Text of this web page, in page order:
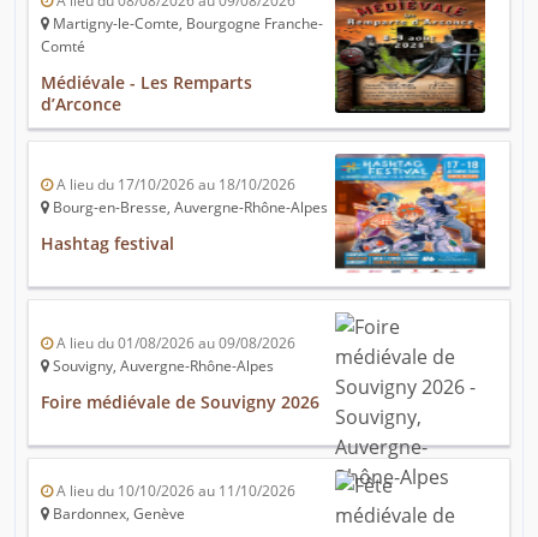
Martigny-le-Comte, Bourgogne Franche-
Comté
Médiévale - Les Remparts
d’Arconce
A lieu du 17/10/2026 au 18/10/2026
Bourg-en-Bresse, Auvergne-Rhône-Alpes
Hashtag festival
A lieu du 01/08/2026 au 09/08/2026
Souvigny, Auvergne-Rhône-Alpes
Foire médiévale de Souvigny 2026
A lieu du 10/10/2026 au 11/10/2026
Bardonnex, Genève